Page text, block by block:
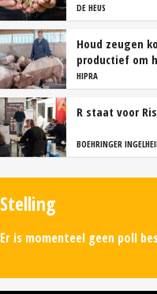
DE HEUS
Houd zeugen
productief om
te voorkomen
HIPRA
R staat voor
BOEHRINGER
Stelling
Er is momenteel geen poll